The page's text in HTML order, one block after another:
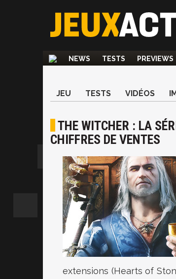
NEWS TESTS PREVIEWS
JEU TESTS VIDÉOS
THE WITCHER : LA
CHIFFRES DE VENTES
extensions (Hearts of